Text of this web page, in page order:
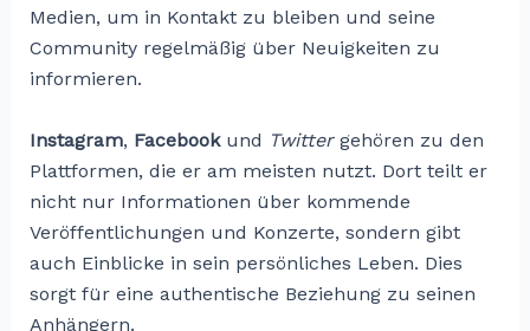
Medien, um in Kontakt zu bleiben und seine
Community regelmäßig über Neuigkeiten zu
informieren.
Instagram, Facebookund Twittergehören zu den
Plattformen, die er am meisten nutzt. Dort teilt er
nicht nur Informationen über kommende
Veröffentlichungen und Konzerte, sondern gibt
auch Einblicke in sein persönliches Leben. Dies
sorgt für eine authentische Beziehung zu seinen
Anhängern.